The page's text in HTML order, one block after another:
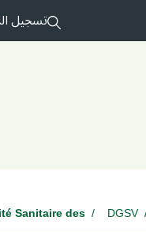
تسجيل
DGSV
Sanitaire des...